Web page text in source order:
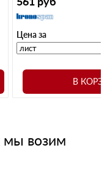
Цена за
В
мы возим